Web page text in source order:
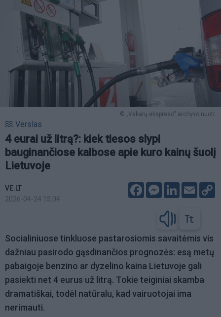
© „Vakarų ekspreso“ archyvo nuotr.
Verslas
4 eurai už litrą?: kiek tiesos slypi
bauginančiose kalbose apie kuro kainų šuolį
Lietuvoje
VE.LT
2026-04-24 15:04
FacebookMessenger
LinkedIn
Email
Socialiniuose tinkluose pastarosiomis savaitėmis vis
dažniau pasirodo gąsdinančios prognozės: esą metų
pabaigoje benzino ar dyzelino kaina Lietuvoje gali
pasiekti net 4 eurus už litrą. Tokie teiginiai skamba
dramatiškai, todėl natūralu, kad vairuotojai ima
nerimauti.